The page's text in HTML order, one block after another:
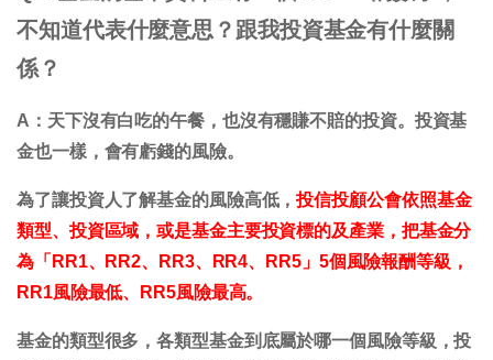
不知道代表什麼意思？跟我投資基金有什麼關
係？
A：天下沒有白吃的午餐，也沒有穩賺不賠的投資。投資基
金也一樣，會有虧錢的風險。
為了讓投資人了解基金的風險高低，投信投顧公會依照基金
類型、投資區域，或是基金主要投資標的及產業，把基金分
為「RR1、RR2、RR3、RR4、RR5」5個風險報酬等級，
RR1風險最低、RR5風險最高。
基金的類型很多，各類型基金到底屬於哪一個風險等級，投